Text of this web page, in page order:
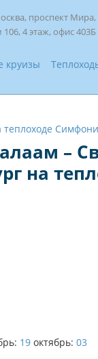
проспект Мира,
106, 4 этаж, офис 403Б
круизы
теплоходе
–
на
19 октябрь: 03